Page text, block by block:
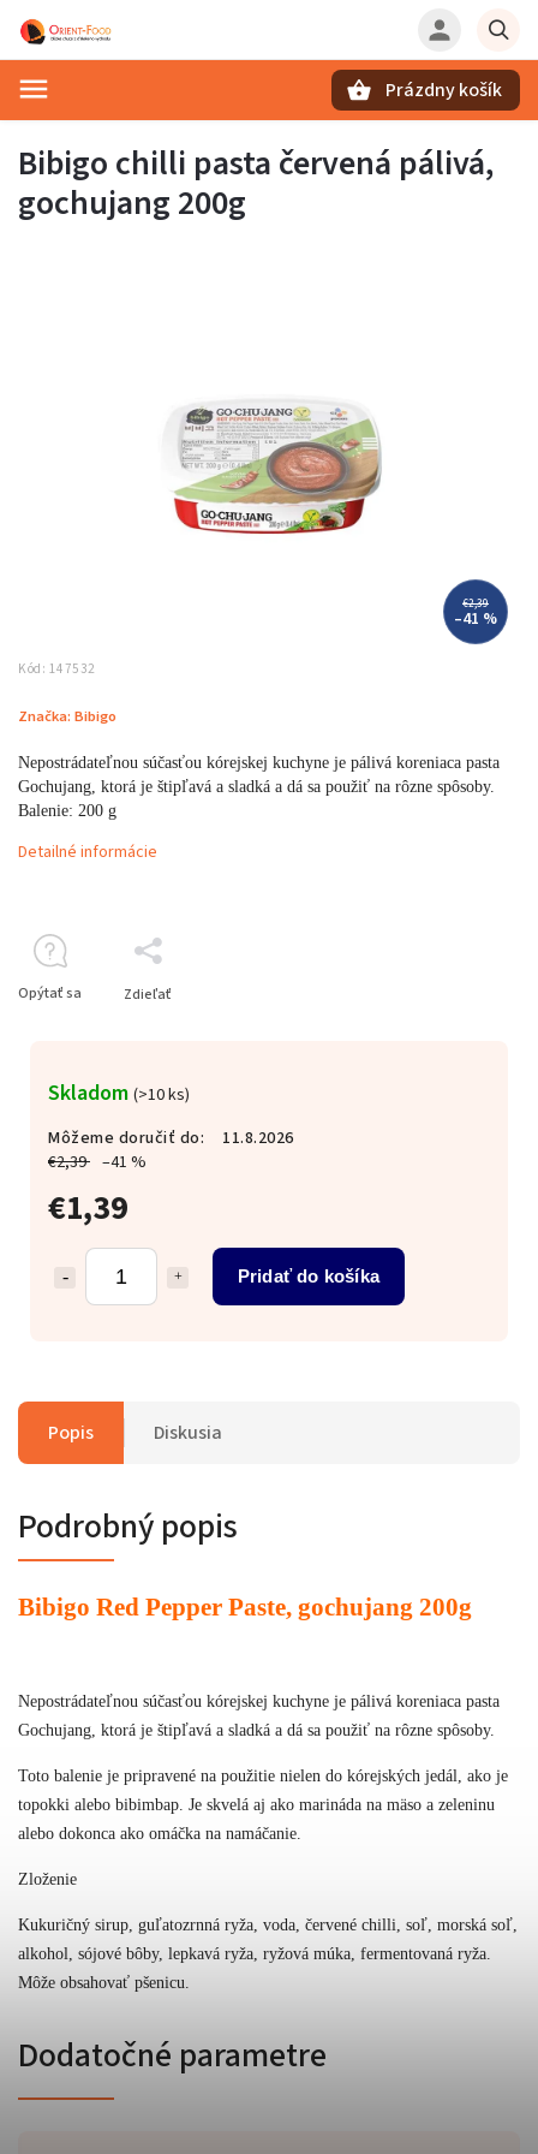
Prázdny košík
Bibigo chilli pasta červená pálivá,
gochujang 200g
€2,39
–41 %
Kód: 147532
Značka: Bibigo
€2,39 –41 %
€1,39
Pridať do košíka
Skladom (>10 ks)
Môžeme doručiť do:
11.8.2026
Nepostrádateľnou súčasťou kórejskej kuchyne je pálivá koreniaca pasta
Gochujang, ktorá je štipľavá a sladká a dá sa použiť na rôzne spôsoby.
Balenie: 200 g
Detailné informácie
Opýtať sa Zdieľať
Popis Diskusia
Podrobný popis
Bibigo Red Pepper Paste, gochujang 200g
Nepostrádateľnou súčasťou kórejskej kuchyne je pálivá koreniaca pasta
Gochujang, ktorá je štipľavá a sladká a dá sa použiť na rôzne spôsoby.
Toto balenie je pripravené na použitie nielen do kórejských jedál, ako je
topokki alebo bibimbap. Je skvelá aj ako marináda na mäso a zeleninu
alebo dokonca ako omáčka na namáčanie.
Zloženie
Kukuričný sirup, guľatozrnná ryža, voda, červené chilli, soľ, morská soľ,
alkohol, sójové bôby, lepkavá ryža, ryžová múka, fermentovaná ryža.
Môže obsahovať pšenicu.
Dodatočné parametre